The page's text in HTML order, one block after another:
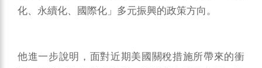
化、永續化、國際化」多元振興的政策方向。
他進一步說明，面對近期美國關稅措施所帶來的衝